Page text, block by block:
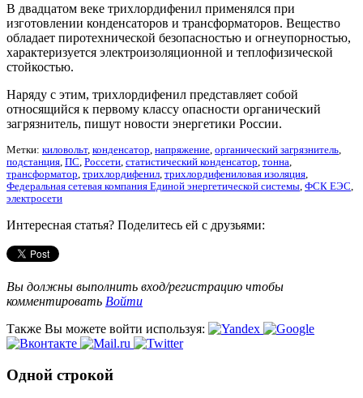
В двадцатом веке трихлордифенил применялся при
изготовлении конденсаторов и трансформаторов. Вещество
обладает пиротехнической безопасностью и огнеупорностью,
характеризуется электроизоляционной и теплофизической
стойкостью.
Наряду с этим, трихлордифенил представляет собой
относящийся к первому классу опасности органический
загрязнитель, пишут новости энергетики России.
Метки: киловольт, конденсатор, напряжение, органический загрязнитель,
подстанция, ПС, Россети, статистический конденсатор, тонна,
трансформатор, трихлордифенил, трихлордифениловая изоляция,
Федеральная сетевая компания Единой энергетической системы, ФСК ЕЭС,
электросети
Интересная статья? Поделитесь ей с друзьями:
Вы должны выполнить вход/регистрацию чтобы
комментировать Войти
Также Вы можете войти используя:
Одной строкой